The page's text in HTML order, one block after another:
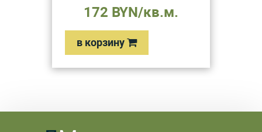
172 BYN/кв.м.
в корзину